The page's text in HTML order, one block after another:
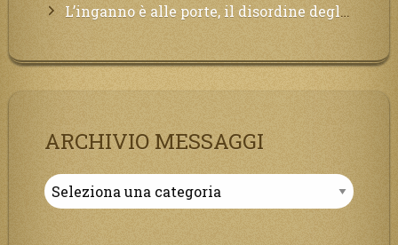
L’inganno è alle porte, il disordine degli ordinati urlerà perdono, ma sarà troppo tardi, il tradimento è stato grande!
ARCHIVIO MESSAGGI
Archivio
Messaggi